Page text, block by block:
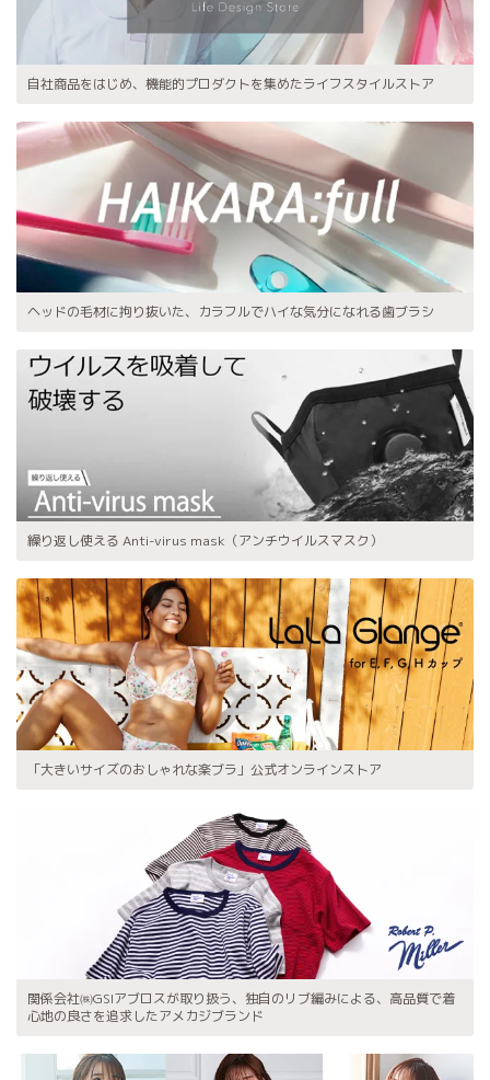
自社商品をはじめ、機能的プロダクトを集めたライフスタイルストア
ヘッドの毛材に拘り抜いた、カラフルでハイな気分になれる歯ブラシ
繰り返し使える Anti-virus mask（アンチウイルスマスク）
「大きいサイズのおしゃれな楽ブラ」公式オンラインストア
関係会社㈱GSIアブロスが取り扱う、独自のリブ編みによる、高品質で着
心地の良さを追求したアメカジブランド